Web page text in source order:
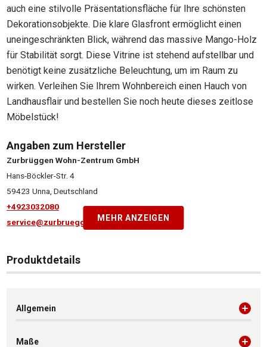
auch eine stilvolle Präsentationsfläche für Ihre schönsten
Dekorationsobjekte. Die klare Glasfront ermöglicht einen
uneingeschränkten Blick, während das massive Mango-Holz
für Stabilität sorgt. Diese Vitrine ist stehend aufstellbar und
benötigt keine zusätzliche Beleuchtung, um im Raum zu
wirken. Verleihen Sie Ihrem Wohnbereich einen Hauch von
Landhausflair und bestellen Sie noch heute dieses zeitlose
Möbelstück!
Angaben zum Hersteller
Zurbrüggen Wohn-Zentrum GmbH
Hans-Böckler-Str. 4
59423 Unna, Deutschland
+4923032080
service@zurbrueggen.deMEHR ANZEIGEN
Produktdetails
Allgemein
Maße